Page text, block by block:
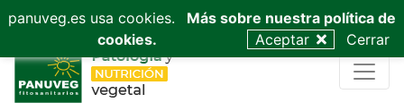
953 53 03 68 admin@panuveg.es 628 09 47 40
panuveg.es usa cookies.
Más sobre nuestra política de
cookies.
Aceptar Cerrar